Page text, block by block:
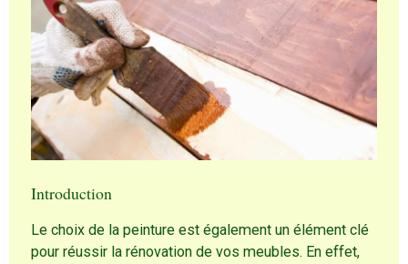
Introduction
Le choix de la peinture est également un élément clé
pour réussir la rénovation de vos meubles. En effet,